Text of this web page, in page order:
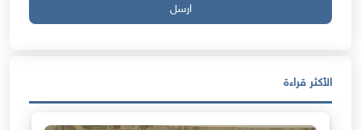
ارسل
الأكثر قراءة